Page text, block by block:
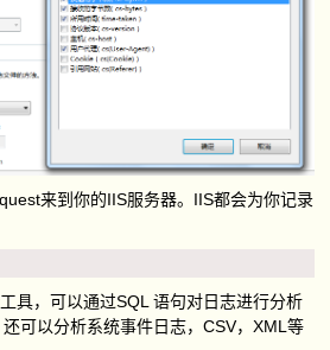
来到你的IIS服务器。IIS都会为你记录
具，可以通过SQL 语句对日志进行分析
可以分析系统事件日志，CSV，XML等